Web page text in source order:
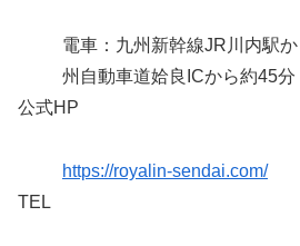
電車：九州新幹線JR川内駅
州自動車道姶良ICから約45分
公式HP
https://royalin-sendai.com/
TEL